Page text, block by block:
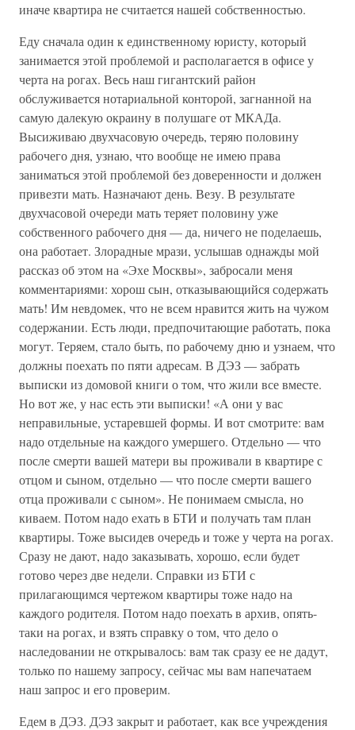
иначе квартира не считается нашей собственностью.
Еду сначала один к единственному юристу, который
занимается этой проблемой и располагается в офисе у
черта на рогах. Весь наш гигантский район
обслуживается нотариальной конторой, загнанной на
самую далекую окраину в полушаге от МКАДа.
Высиживаю двухчасовую очередь, теряю половину
рабочего дня, узнаю, что вообще не имею права
заниматься этой проблемой без доверенности и должен
привезти мать. Назначают день. Везу. В результате
двухчасовой очереди мать теряет половину уже
собственного рабочего дня — да, ничего не поделаешь,
она работает. Злорадные мрази, услышав однажды мой
рассказ об этом на «Эхе Москвы», забросали меня
комментариями: хорош сын, отказывающийся содержать
мать! Им невдомек, что не всем нравится жить на чужом
содержании. Есть люди, предпочитающие работать, пока
могут. Теряем, стало быть, по рабочему дню и узнаем, что
должны поехать по пяти адресам. В ДЭЗ — забрать
выписки из домовой книги о том, что жили все вместе.
Но вот же, у нас есть эти выписки! «А они у вас
неправильные, устаревшей формы. И вот смотрите: вам
надо отдельные на каждого умершего. Отдельно — что
после смерти вашей матери вы проживали в квартире с
отцом и сыном, отдельно — что после смерти вашего
отца проживали с сыном». Не понимаем смысла, но
киваем. Потом надо ехать в БТИ и получать там план
квартиры. Тоже высидев очередь и тоже у черта на рогах.
Сразу не дают, надо заказывать, хорошо, если будет
готово через две недели. Справки из БТИ с
прилагающимся чертежом квартиры тоже надо на
каждого родителя. Потом надо поехать в архив, опять-
таки на рогах, и взять справку о том, что дело о
наследовании не открывалось: вам так сразу ее не дадут,
только по нашему запросу, сейчас мы вам напечатаем
наш запрос и его проверим.
Едем в ДЭЗ. ДЭЗ закрыт и работает, как все учреждения